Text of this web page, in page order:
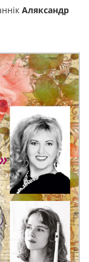
Аляксандр